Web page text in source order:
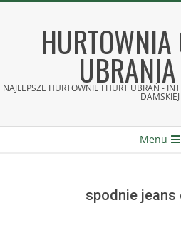
HURTOWNIA
NAJLEPSZE HURTOWNIE I HURT UBRAŃ -
DAMSKIEJ
Menu
spodnie jeans